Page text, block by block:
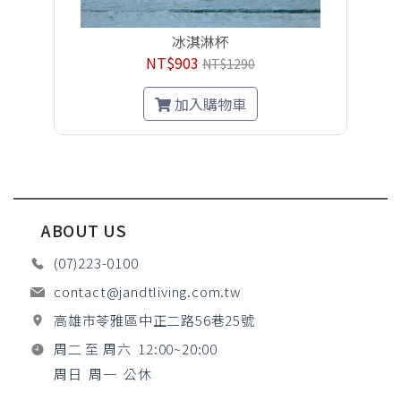
冰淇淋杯
NT$903 NT$1290
加入購物車
ABOUT US
(07)223-0100
contact@jandtliving.com.tw
高雄市苓雅區中正二路56巷25號
周二 至 周六 12:00~20:00
周日 周一 公休